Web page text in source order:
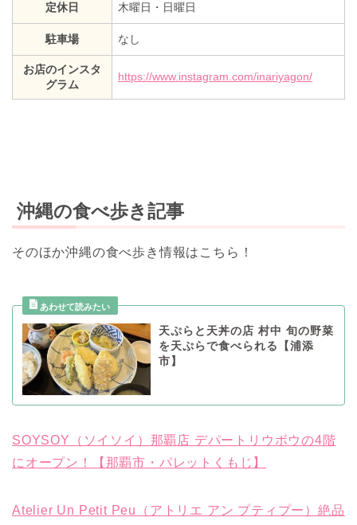
定休日 木曜日・日曜日
駐車場 なし
お店のインスタ
グラム
https://www.instagram.com/inariyagon/
沖縄の食べ歩き記事
そのほか沖縄の食べ歩き情報はこちら！
天ぷらと天丼の店 村中 旬の野菜
を天ぷらで食べられる【浦添
市】
SOYSOY（ソイソイ）那覇店 デパートリウボウの4階
にオープン！【那覇市・パレットくもじ】
Atelier Un Petit Peu（アトリエ アン プティプー）絶品